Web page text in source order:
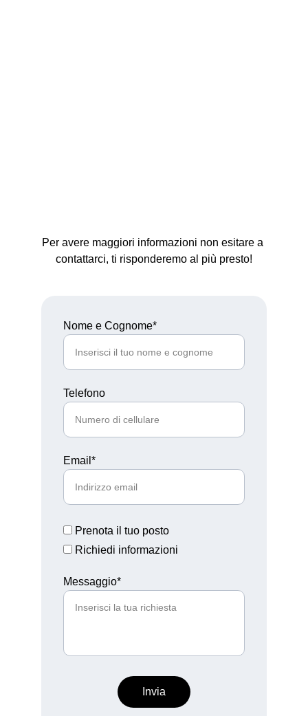
Per avere maggiori informazioni non esitare a
contattarci, ti risponderemo al più presto!
Nome e Cognome*
Telefono
Email*
Prenota il tuo posto
Richiedi informazioni
Messaggio*
Invia